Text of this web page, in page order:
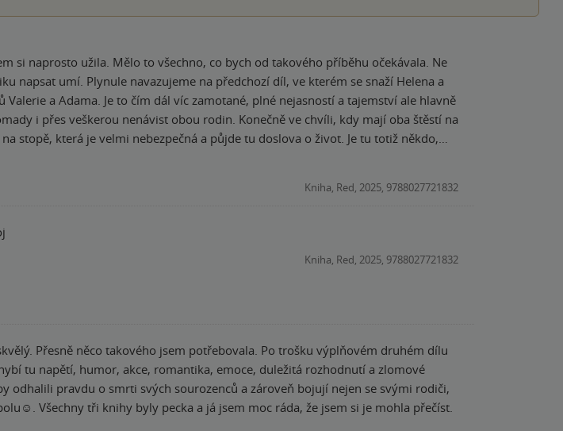
si naprosto užila. Mělo to všechno, co bych od takového příběhu očekávala. Ne
ve kterém se snaží Helena a
a Adama. Je to čím dál víc zamotané, plné nejasností a tajemství ale hlavně
stopě, která je velmi nebezpečná a půjde tu doslova o život. Je tu totiž někdo,
šťastní. Neznámí lidé napadnou Jesse a vážně ho zrání. Helena ani na chvilku
budoucnost Jesse a Heleny nebo je naopak odsouzena k zániku. Jak to
otázky se dozvíte odpovědi v tomto díle. Naprosto skvělý a velmi
rivality, napětí a emocí, přátelství a hlavně lásky. Bylo to skvělé a
Kniha, Red, 2025, 9788027721832
Kniha, Red, 2025, 9788027721832
Přesně něco takového jsem potřebovala. Po trošku výplňovém druhém dílu
přečíst.